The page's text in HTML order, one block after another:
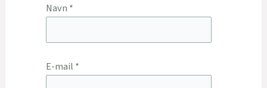
Navn *
E-mail *